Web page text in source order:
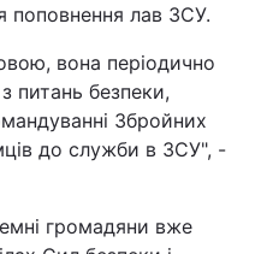
поповнення лав ЗСУ.
вона періодично
питань безпеки,
Збройних
до служби в ЗСУ", -
громадяни вже